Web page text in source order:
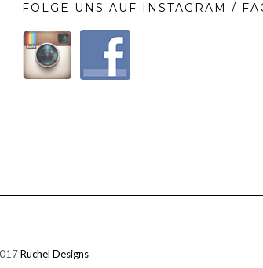
FOLGE UNS AUF INSTAGRAM /
Ruchel Designs